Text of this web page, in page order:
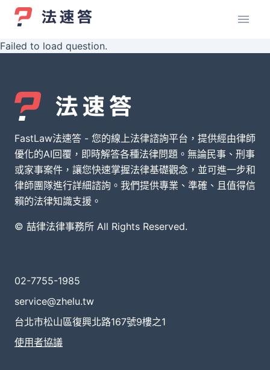
Failed to load question.
FastLaw法速答 - 您的線上法律諮詢平台，提供經由律師
優化的AI回覆，即時解答各種法律問題。無論民事、刑事
或家事案件，讓您快速掌握法律基礎觀念，並可進一步和
律師團隊進行詳細諮詢。我們提供專業、準確、且值得信
賴的法律知識支援。
© 喆律法律事務所 All Rights Reserved.
02-7755-1985
service@zhelu.tw
台北市松山區復興北路167號9樓之1
使用者協議